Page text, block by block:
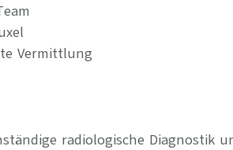
Vermittlung
radiologische Diagnostik